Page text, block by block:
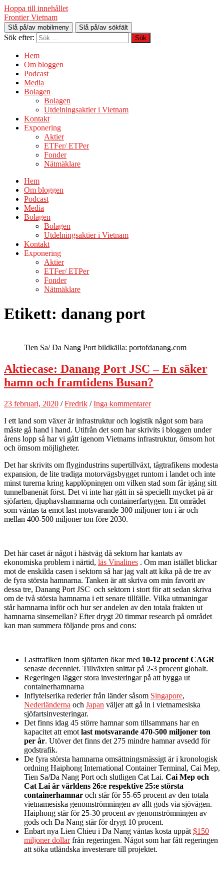
Hoppa till innehållet
Frontier Vietnam
Slå på/av mobilmeny Slå på/av sökfält
Sök efter:
Hem
Om bloggen
Podcast
Media
Bolagen
Bolagen
Utdelningsaktier i Vietnam
Kontakt
Exponering
Aktier
ETFer/ ETPer
Fonder
Nätmäklare
Hem
Om bloggen
Podcast
Media
Bolagen
Bolagen
Utdelningsaktier i Vietnam
Kontakt
Exponering
Aktier
ETFer/ ETPer
Fonder
Nätmäklare
Etikett: danang port
Tien Sa/ Da Nang Port bildkälla: portofdanang.com
Aktiecase: Danang Port JSC – En säker
hamn och framtidens Busan?
23 februari, 2020 /Fredrik /Inga kommentarer
I ett land som växer är infrastruktur och logistik något som bara
måste gå hand i hand. Utifrån det som har skrivits i bloggen under
årens lopp så har vi gått igenom Vietnams infrastruktur, ömsom hot
och ömsom möjligheter.
Det har skrivits om flygindustrins supertillväxt, tågtrafikens modesta
expansion, de lite tradiga motorvägsbygget runtom i landet och inte
minst turerna kring kapplöpningen om vilken stad som får igång sitt
tunnelbanenät först. Det vi inte har gått in så speciellt mycket på är
sjöfarten, djuphavshamnarna och containerfartygen. Ett området
som väntas ta emot last motsvarande 300 miljoner ton i år och
mellan 400-500 miljoner ton före 2030.
Det här caset är något i hästväg då sektorn har kantats av
ekonomiska problem i närtid, läs Vinalines . Om man istället blickar
mot de enskilda casen i sektorn så har jag valt att kika på de tre av
de fyra största hamnarna. Tanken är att skriva om min favorit av
dessa tre, Danang Port JSC och sektorn i stort för att sedan skriva
om de två största hamnarna i ett senare tillfälle. Vilka utmaningar
står hamnarna inför och hur ser andelen av den totala frakten ut
hamnarna sinsemellan? Efter drygt 20 timmar research på området
kan man summera följande pros and cons:
Lasttrafiken inom sjöfarten ökar med 10-12 procent CAGR
senaste decenniet. Tillväxten snittar på 2-3 procent globalt.
Regeringen lägger stora investeringar på att bygga ut
containerhamnarna
Inflytelserika rederier från länder såsom Singapore,
Nederländerna och Japan väljer att gå in i vietnamesiska
sjöfartsinvesteringar.
Det finns idag 45 större hamnar som tillsammans har en
kapacitet att emot last motsvarande 470-500 miljoner ton
per år. Utöver det finns det 275 mindre hamnar avsedd för
godstrafik.
De fyra största hamnarna omsättningsmässigt är i kronologisk
ordning Haiphong International Container Terminal, Cai Mep,
Tien Sa/Da Nang Port och slutligen Cat Lai. Cai Mep och
Cat Lai är världens 26:e respektive 25:e största
containerhamnar och står för 55-65 procent av den totala
vietnamesiska genomströmningen av allt gods via sjövägen.
Haiphong står för 25-30 procent av genomströmningen av
gods och Da Nang står för drygt 10 procent.
Enbart nya Lien Chieu i Da Nang väntas kosta uppåt $150
miljoner dollarfrån regeringen. Något som har fått regeringen
att söka utländska investerare till projektet.